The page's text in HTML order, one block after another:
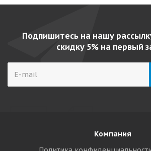
Подпишитесь на нашу
скидку 5% на первый
Компания